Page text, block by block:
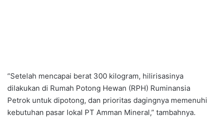
“Setelah mencapai berat 300 kilogram, hilirisasinya
dilakukan di Rumah Potong Hewan (RPH) Ruminansia
Petrok untuk dipotong, dan prioritas dagingnya memenuhi
kebutuhan pasar lokal PT Amman Mineral,” tambahnya.